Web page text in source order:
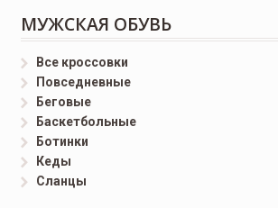
МУЖСКАЯ ОБУВЬ
Все кроссовки
Повседневные
Беговые
Баскетбольные
Ботинки
Кеды
Сланцы